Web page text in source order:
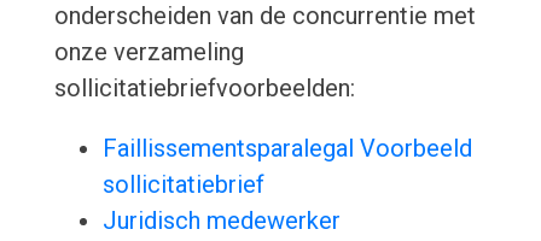
onderscheiden van de concurrentie met
onze verzameling
sollicitatiebriefvoorbeelden:
Faillissementsparalegal Voorbeeld
sollicitatiebrief
Juridisch medewerker